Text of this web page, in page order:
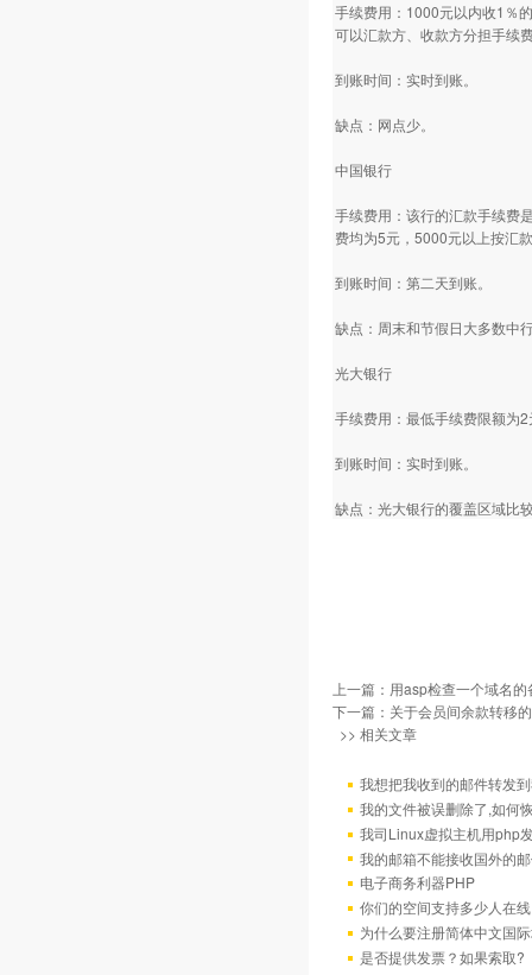
手续费用：1000元以内收1％
可以汇款方、收款方分担手续
到账时间：实时到账。
缺点：网点少。
中国银行
手续费用：该行的汇款手续费
费均为5元，5000元以上按汇
到账时间：第二天到账。
缺点：周末和节假日大多数中
光大银行
手续费用：最低手续费限额为
到账时间：实时到账。
缺点：光大银行的覆盖区域比
上一篇： 用asp检查一个域名
下一篇： 关于会员间余款转移
>> 相关文章
我想把我收到的邮件转发
我的文件被误删除了,如何
我司Linux虚拟主机用php
我的邮箱不能接收国外的
电子商务利器PHP
你们的空间支持多少人在
为什么要注册简体中文国
是否提供发票？如果索取?